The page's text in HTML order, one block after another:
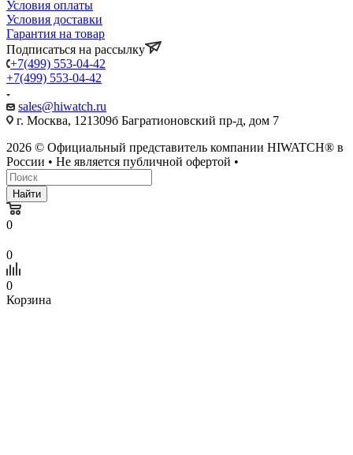
Условия оплаты
Условия доставки
Гарантия на товар
Подписаться на рассылку
+7(499) 553-04-42
+7(499) 553-04-42
sales@hiwatch.ru
г. Москва, 121309б Багратионовский пр-д, дом 7
2026 © Официальный представитель компании HIWATCH® в
России • Не является публичной офертой •
Найти
0
0
0
Корзина